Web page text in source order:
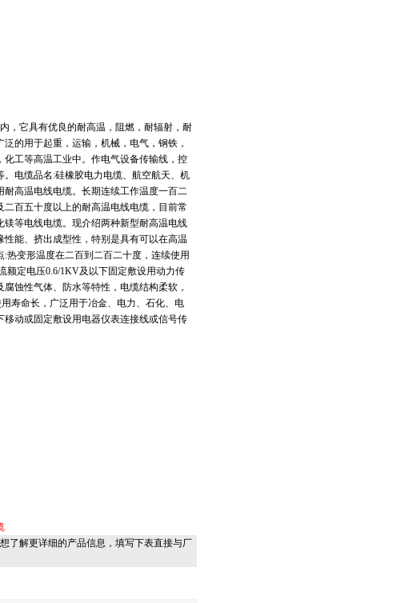
，它具有优良的耐高温，阻燃，耐辐射，耐
的用于起重，运输，机械，电气，钢铁，
工等高温工业中。作电气设备传输线，控
电缆品名:硅橡胶电力电缆、航空航天、机
高温电线电缆。长期连续工作温度一百二
百五十度以上的耐高温电线电缆，目前常
等电线电缆。现介绍两种新型耐高温电线
能、挤出成型性，特别是具有可以在高温
热变形温度在二百到二百二十度，连续使用
额定电压0.6/1KV及以下固定敷设用动力传
蚀性气体、防水等特性，电缆结构柔软，
寿命长，广泛用于冶金、电力、石化、电
动或固定敷设用电器仪表连接线或信号传
了解更详细的产品信息，填写下表直接与厂